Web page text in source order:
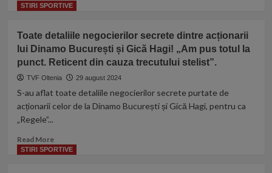
văzut-
și
chemat
imediat
poliția.
Când
ajuns,
au
luat
more
este
omul
care
l-
fi
convins
Lucescu
să
STIRI SPORTIVE
Toate detaliile negocierilor secrete dintre acționarii
lui Dinamo București și Gică Hagi! „Am pus totul la
punct. Reticent din cauza trecutului stelist”.
TVF Oltenia 29 august 2024
S-au aflat toate detaliile negocierilor secrete purtate de
acționarii celor de la Dinamo București și Gică Hagi, pentru ca
„Regele”...
Read MoreRead
more
STIRI SPORTIVE